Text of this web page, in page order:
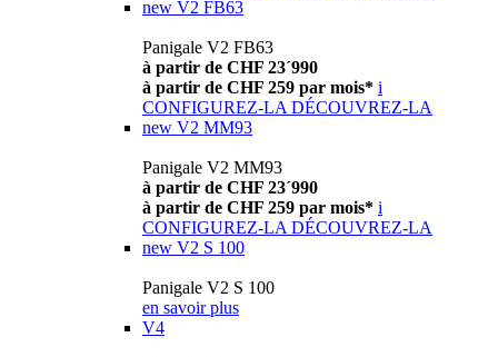
new V2 FB63
Panigale V2 FB63
à partir de CHF 23´990
à partir de CHF 259 par mois* i
CONFIGUREZ-LA DÉCOUVREZ-LA
new V2 MM93
Panigale V2 MM93
à partir de CHF 23´990
à partir de CHF 259 par mois* i
CONFIGUREZ-LA DÉCOUVREZ-LA
new V2 S 100
Panigale V2 S 100
en savoir plus
V4